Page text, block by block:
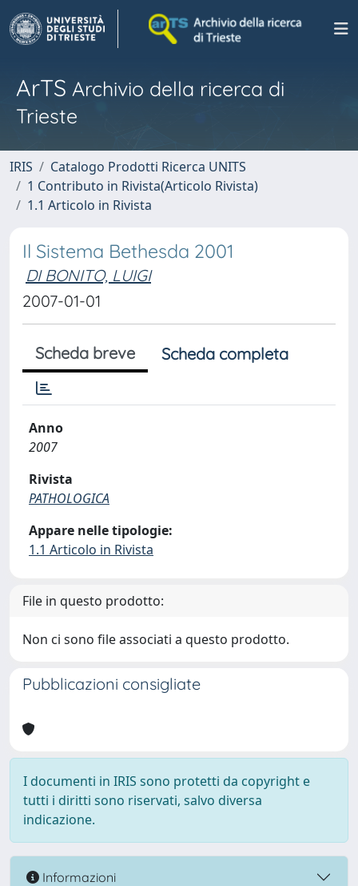
ArTS Archivio della ricerca di
Trieste
IRIS
Catalogo Prodotti Ricerca UNITS
1 Contributo in Rivista(Articolo Rivista)
1.1 Articolo in Rivista
Il Sistema Bethesda 2001
DI BONITO, LUIGI
2007-01-01
Scheda breve Scheda completa
Anno
2007
Rivista
PATHOLOGICA
Appare nelle tipologie:
1.1 Articolo in Rivista
File in questo prodotto:
Non ci sono file associati a questo prodotto.
Pubblicazioni consigliate
I documenti in IRIS sono protetti da copyright e
tutti i diritti sono riservati, salvo diversa
indicazione.
Informazioni